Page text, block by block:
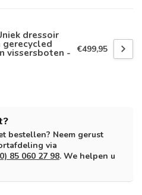
dressoir
gerecycled
vissersboten - €499,95
bestellen? Neem gerust
via
85 060 27 98. We helpen u